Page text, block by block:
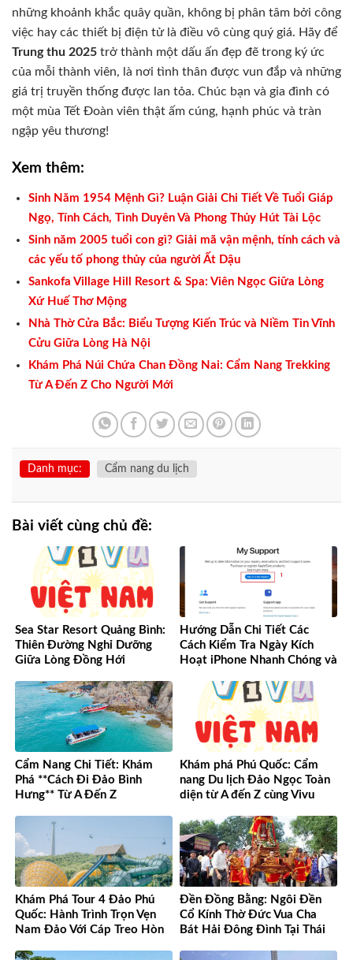
những khoảnh khắc quây quần, không bị phân tâm bởi công
việc hay các thiết bị điện tử là điều vô cùng quý giá. Hãy để
Trung thu 2025 trở thành một dấu ấn đẹp đẽ trong ký ức
của mỗi thành viên, là nơi tình thân được vun đắp và những
giá trị truyền thống được lan tỏa. Chúc bạn và gia đình có
một mùa Tết Đoàn viên thật ấm cúng, hạnh phúc và tràn
ngập yêu thương!
Xem thêm:
Sinh Năm 1954 Mệnh Gì? Luận Giải Chi Tiết Về Tuổi Giáp
Ngọ, Tính Cách, Tình Duyên Và Phong Thủy Hút Tài Lộc
Sinh năm 2005 tuổi con gì? Giải mã vận mệnh, tính cách và
các yếu tố phong thủy của người Ất Dậu
Sankofa Village Hill Resort & Spa: Viên Ngọc Giữa Lòng
Xứ Huế Thơ Mộng
Nhà Thờ Cửa Bắc: Biểu Tượng Kiến Trúc và Niềm Tin Vĩnh
Cửu Giữa Lòng Hà Nội
Khám Phá Núi Chứa Chan Đồng Nai: Cẩm Nang Trekking
Từ A Đến Z Cho Người Mới
Danh mục: Cẩm nang du lịch
Bài viết cùng chủ đề:
Sea Star Resort Quảng Bình:
Thiên Đường Nghỉ Dưỡng
Giữa Lòng Đồng Hới
Hướng Dẫn Chi Tiết Các
Cách Kiểm Tra Ngày Kích
Hoạt iPhone Nhanh Chóng và
Cẩm Nang Chi Tiết: Khám
Phá **Cách Đi Đảo Bình
Hưng** Từ A Đến Z
Khám phá Phú Quốc: Cẩm
nang Du lịch Đảo Ngọc Toàn
diện từ A đến Z cùng Vivu
Khám Phá Tour 4 Đảo Phú
Quốc: Hành Trình Trọn Vẹn
Nam Đảo Với Cáp Treo Hòn
Đền Đồng Bằng: Ngôi Đền
Cổ Kính Thờ Đức Vua Cha
Bát Hải Đông Đình Tại Thái